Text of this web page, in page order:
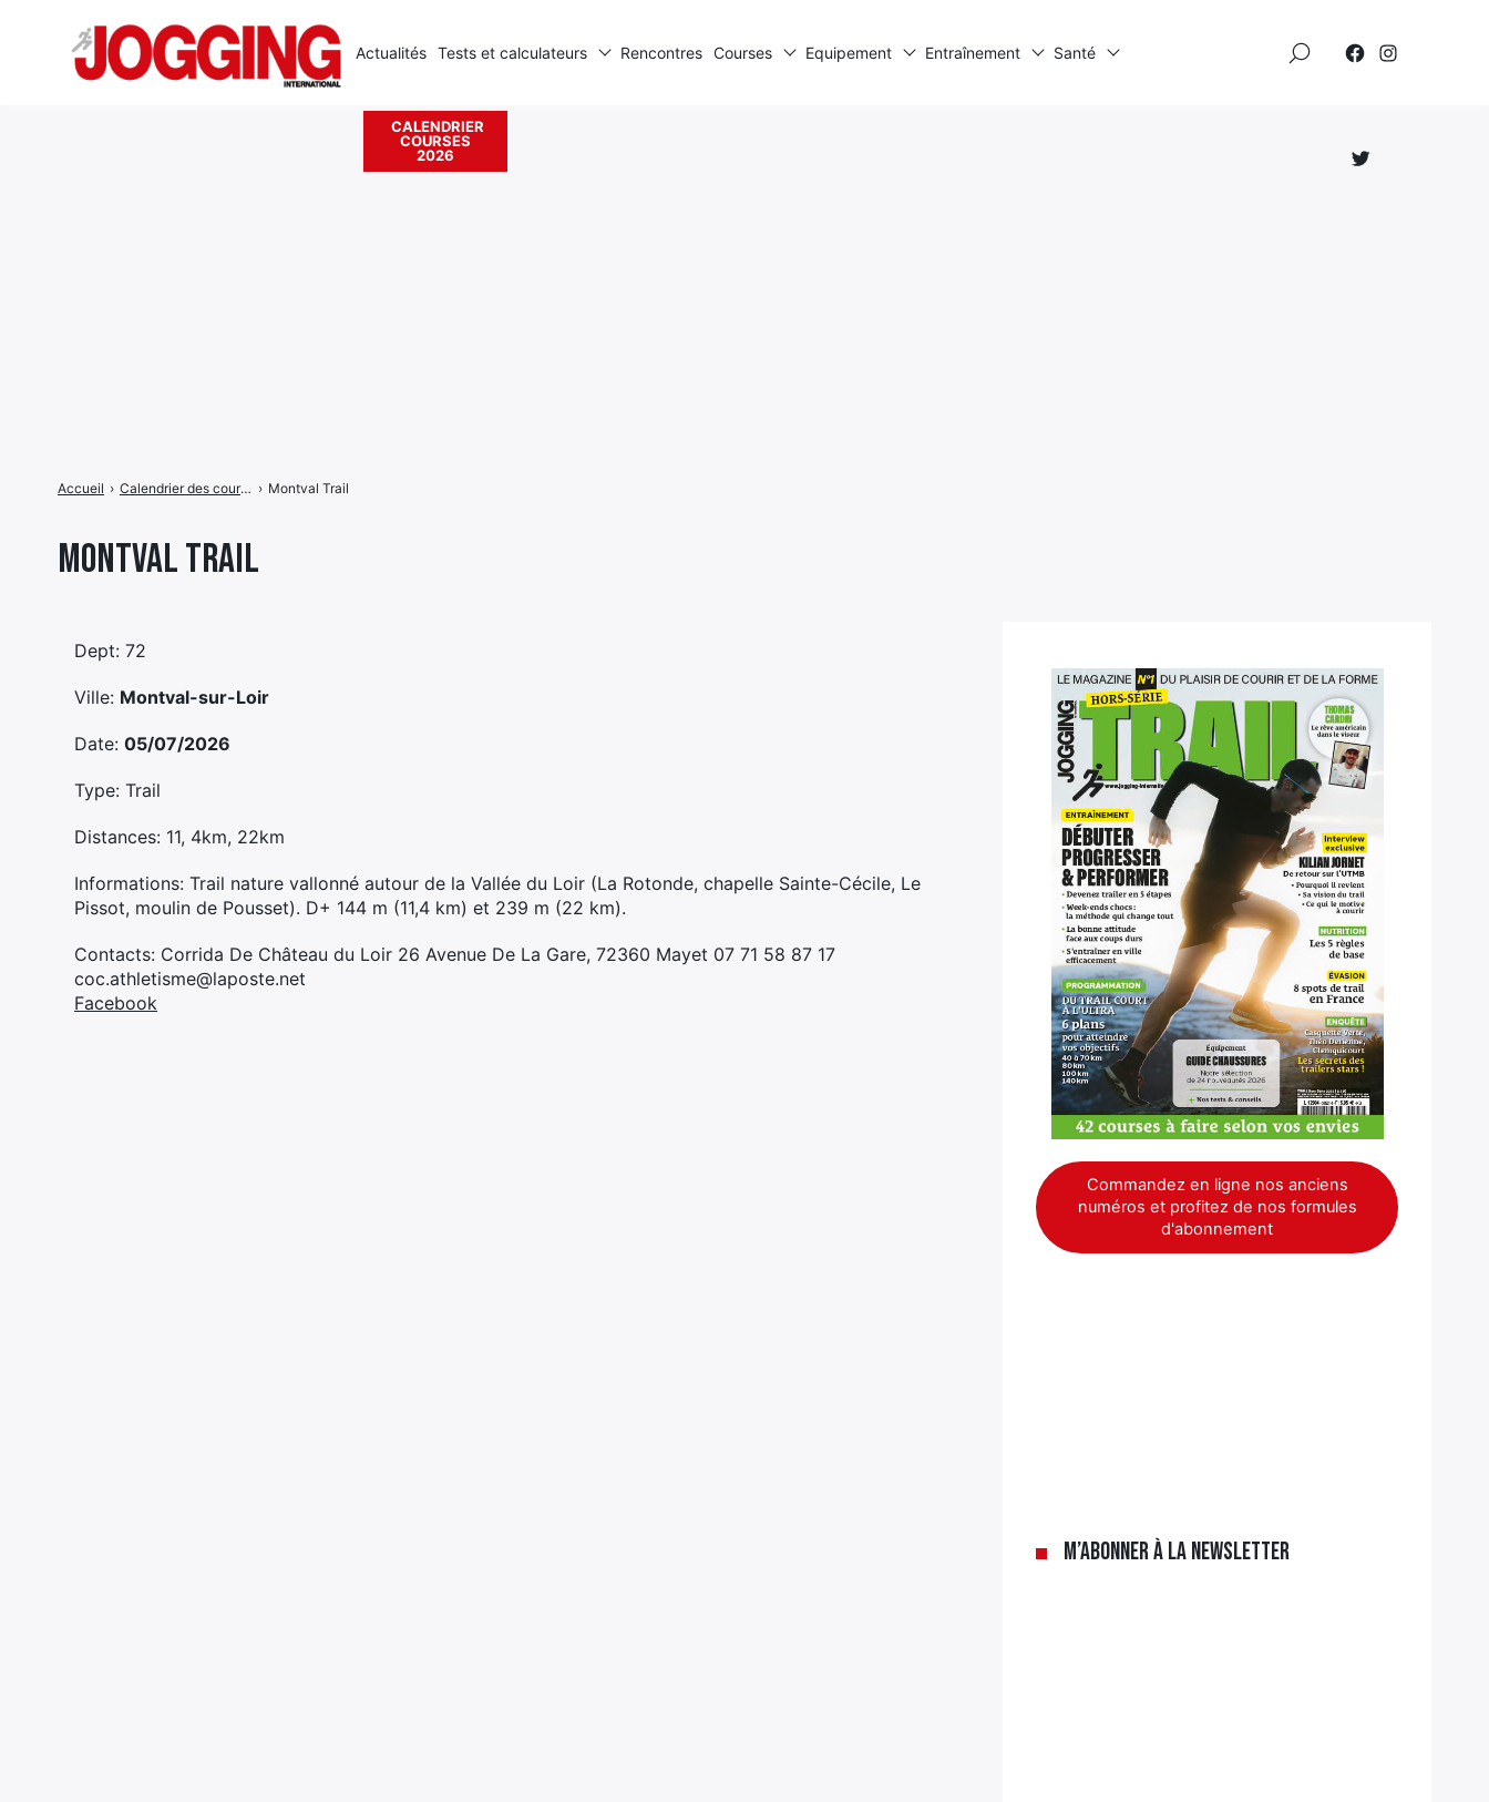
Montval Trail
Accueil › Calendrier des courses › Montval Trail
Dept: 72
Ville: Montval-sur-Loir
Date: 05/07/2026
Type: Trail
Distances: 11, 4km, 22km
Informations: Trail nature vallonné autour de la Vallée du Loir (La Rotonde, chapelle Sainte-Cécile, Le
Pissot, moulin de Pousset). D+ 144 m (11,4 km) et 239 m (22 km).
Contacts: Corrida De Château du Loir 26 Avenue De La Gare, 72360 Mayet 07 71 58 87 17
coc.athletisme@laposte.net
Facebook
Commandez en ligne nos anciens
numéros et profitez de nos formules
d'abonnement
M’abonner à la newsletter
Actualités Tests et calculateurs Rencontres Courses Equipement Entraînement Santé
CALENDRIER
COURSES
2026
Élément
Rechercher